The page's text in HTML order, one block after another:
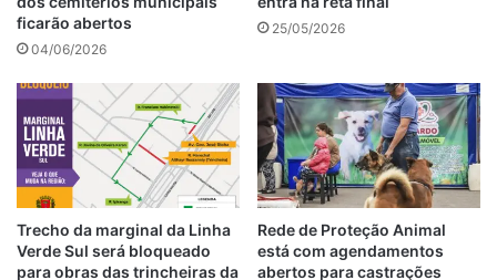
ficarão abertos
04/06/2026
25/05/2026
Trecho da marginal da Linha
Verde Sul será bloqueado
para obras das trincheiras da
Rede de Proteção Animal
está com agendamentos
abertos para castrações